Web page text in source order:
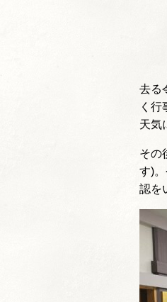
去る
く行
天気
その
す)
認を